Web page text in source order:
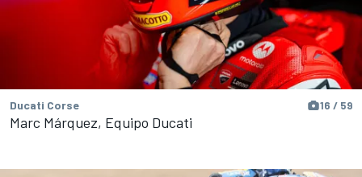
Ducati Corse 16 / 59
Marc Márquez, Equipo Ducati